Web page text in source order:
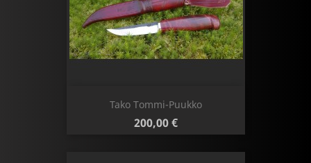
Tako Tommi-Puukko
Hinta
200,00 €